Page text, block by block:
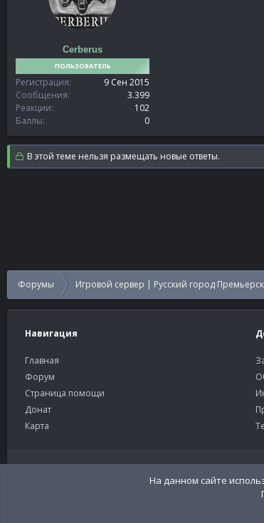
Cerberus
ПОЛЬЗОВАТЕЛЬ
Регистрация
9 Сен 2015
Сообщения
3.399
Реакции
102
Баллы
0
В этой теме нельзя размещать новые ответы.
Форумы Игровой сервер | Русский город Премьерск
Навигация
Главная
Форум
Страница помощи
Донат
Карта
Russian (RU)
На данном сайте